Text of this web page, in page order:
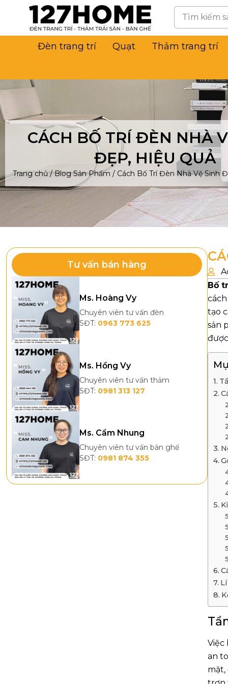
Đèn trang trí Quạt Thảm trang trí
CÁCH BỐ TRÍ ĐÈN NHÀ
ĐẸP, HIỆU QUẢ
Trang chủ/Blog Sản Phẩm / Cách Bố Trí Đèn Nhà Vệ Sinh
Tư vấn bán hàng
Ms. Hoàng Vy
Chuyên viên tư vấn đèn
SĐT: 0963 773 625
Ms. Hồng Vy
Chuyên viên tư vấn thảm
SĐT: 0981 313 127
Ms. Cẩm Nhung
Chuyên viên tư vấn bàn ghế
SĐT: 0981 874 355
Bố
tạo
sản
Việc
an
mặt,